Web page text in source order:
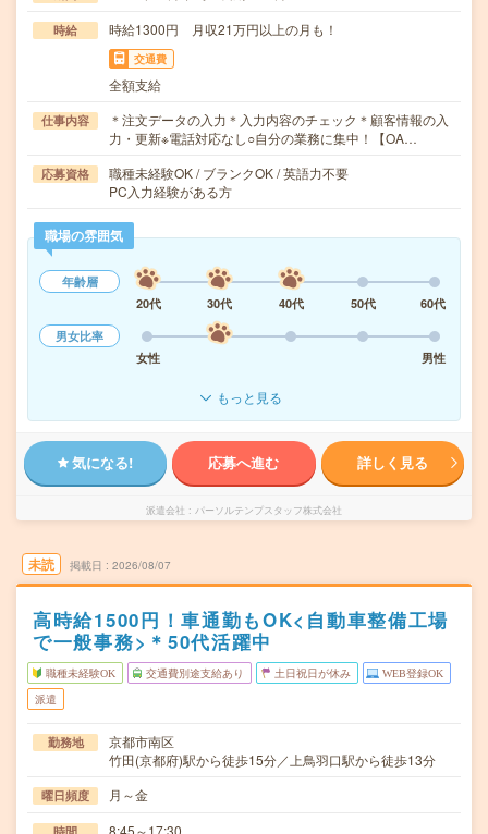
時給 時給1300円 月収21万円以上の月も！
交通費
全額支給
仕事内容
＊注文データの入力＊入力内容のチェック＊顧客情報の入
力・更新※電話対応なし○自分の業務に集中！【OA…
応募資格
職種未経験OK / ブランクOK / 英語力不要
PC入力経験がある方
職場の雰囲気
年齢層
20代
30代 40代 50代
60代
男女比率
女性
男性
もっと見る
気になる! 応募へ進む 詳しく見る
派遣会社 パーソルテンプスタッフ株式会社
未読 掲載日 2026/08/07
高時給1500円！車通勤もOK<自動車整備工場
で一般事務>＊50代活躍中
職種未経験OK 交通費別途支給あり 土日祝日が休み WEB登録OK
派遣
勤務地
京都市南区
竹田(京都府)駅から徒歩15分／上鳥羽口駅から徒歩13分
曜日頻度 月～金
8:45～17:30